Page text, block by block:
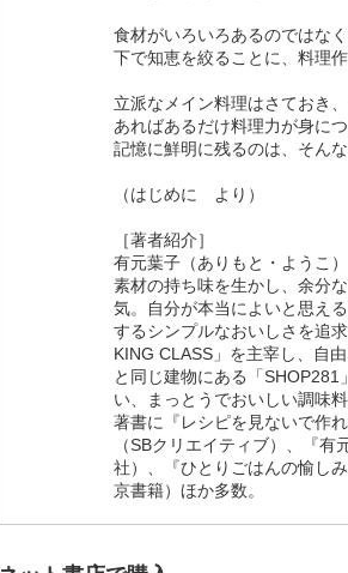
食材がいろいろあるのではな
下で知恵を絞ることに、料理
立派なメイン料理はさておき
あればあるだけ料理力が身につ
記憶に鮮明に残るのは、そん
（はじめに より）
［著者紹介］
有元葉子（ありもと・ようこ）
素材の持ち味を生かし、余分
気。自分が本当によいと思え
するシンプルなおいしさを追
KING CLASS」を主宰し、自
と同じ建物にある「
い、まっとうでおいしい調味料
著書に『レシピを見ないで作
（SBクリエイティブ）、『
社）、『ひとりごはんの愉し
京書籍）ほか多数。